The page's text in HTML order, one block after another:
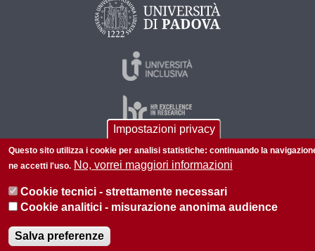
© 2026 Università di Padova - Tutti i diritti riservati
P.I. 00742430283 C.F. 80006480281
Informazioni su questo sito Privacy policy
Impostazioni privacy
Questo sito utilizza i cookie per analisi statistiche: continuando la
ne accetti l'uso. No, vorrei maggiori informazioni
Cookie tecnici - strettamente necessari
Cookie analitici - misurazione anonima audience
Salva preferenze